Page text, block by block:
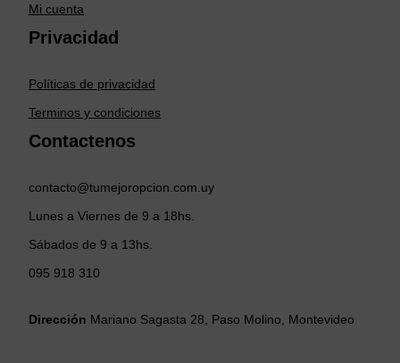
Mi cuenta
Privacidad
Políticas de privacidad
Terminos y condiciones
Contactenos
contacto@tumejoropcion.com.uy
Lunes a Viernes de 9 a 18hs.
Sábados de 9 a 13hs.
095 918 310
Dirección Mariano Sagasta 28, Paso Molino, Montevideo